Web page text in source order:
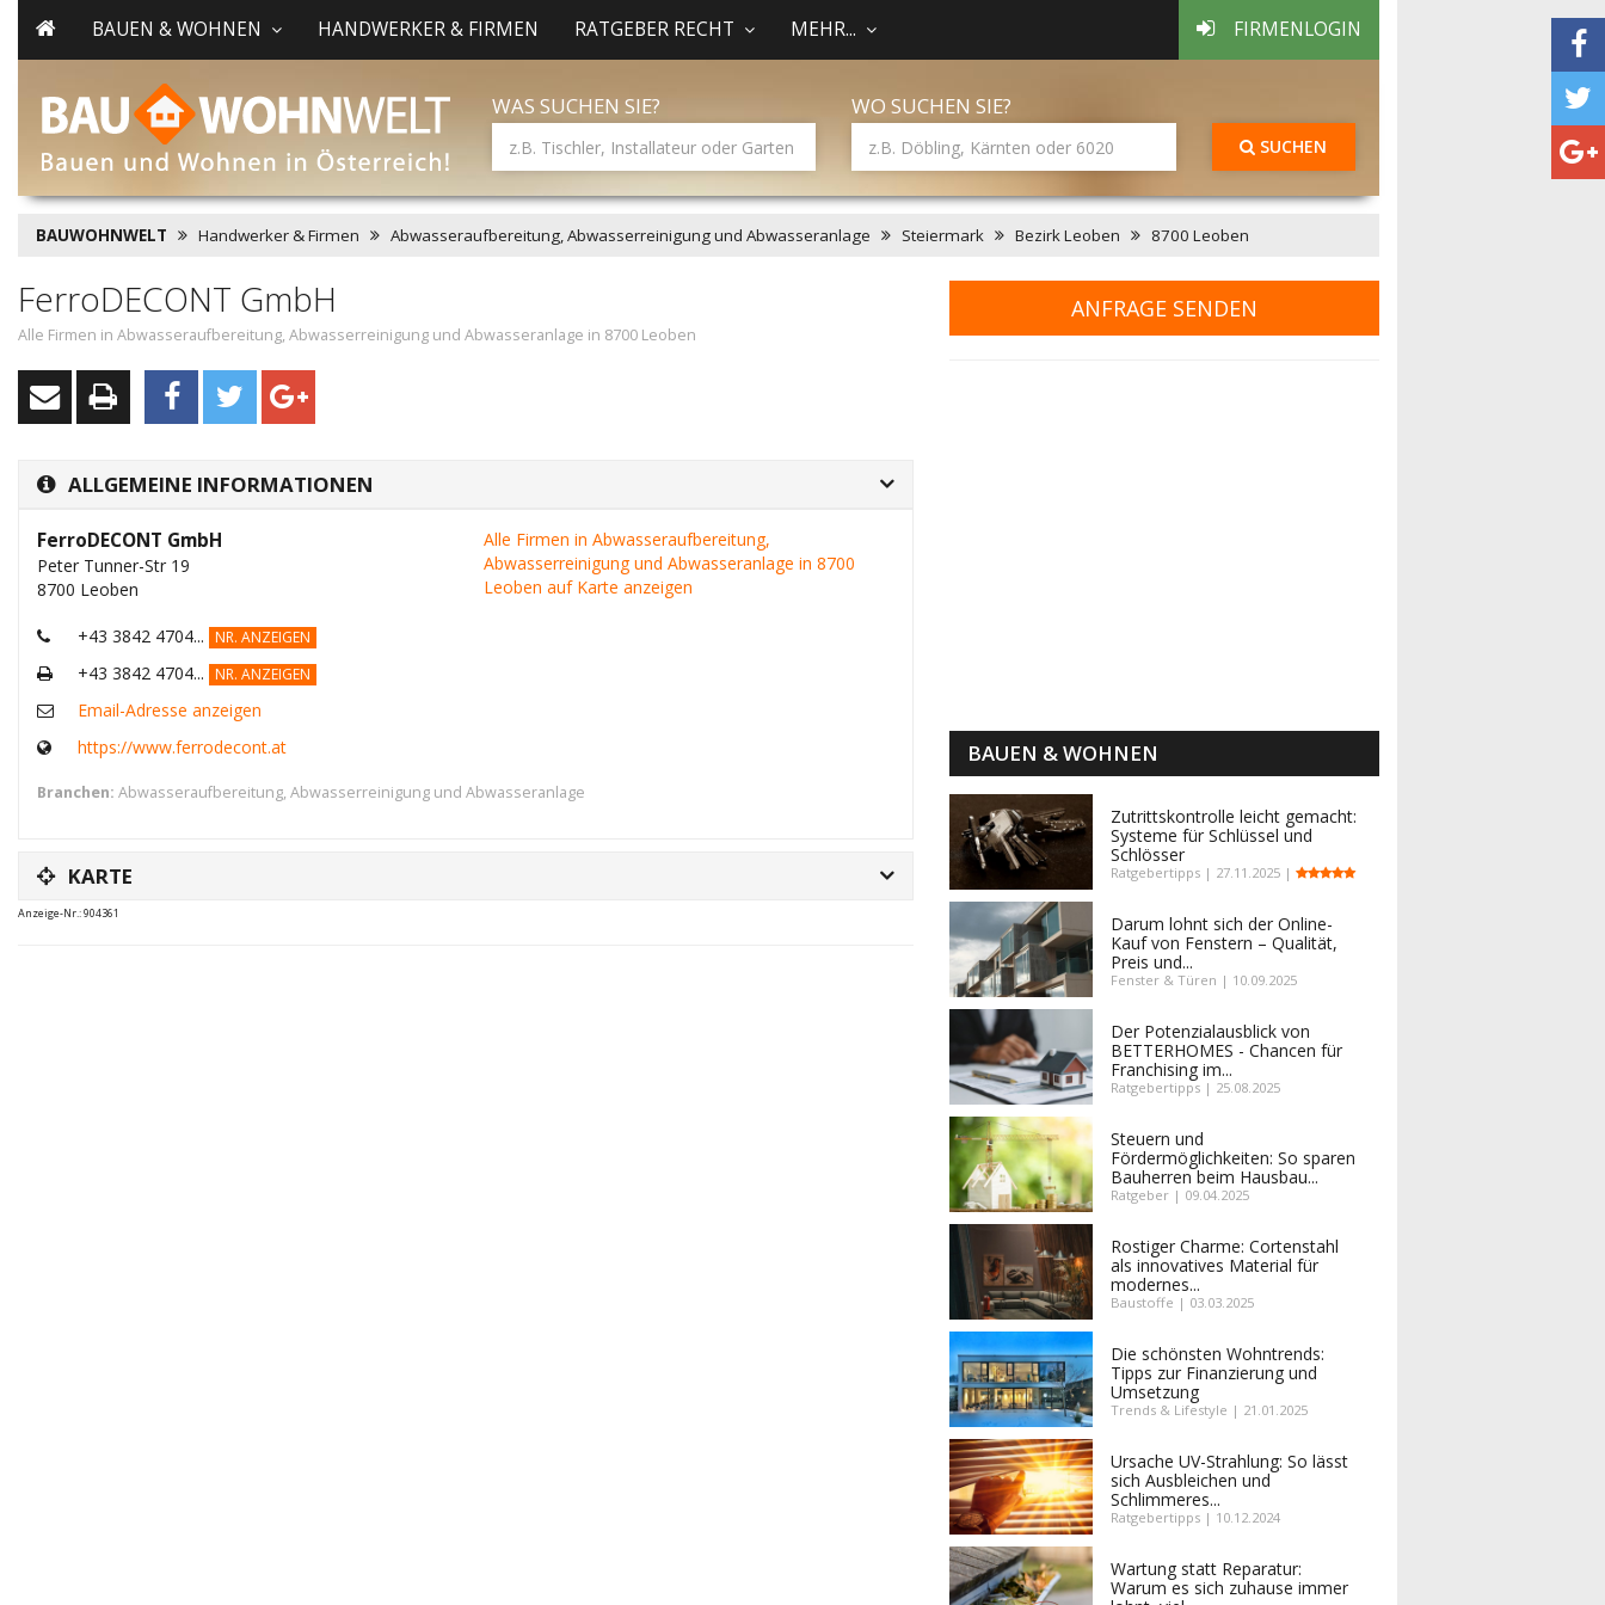
BAUEN & WOHNEN HANDWERKER & FIRMEN RATGEBER RECHT MEHR... FIRMENLOGIN
WAS SUCHEN SIE? WO SUCHEN SIE?
SUCHEN
BAUWOHNWELT Handwerker & Firmen Abwasseraufbereitung, Abwasserreinigung und Abwasseranlage Steiermark Bezirk Leoben 8700 Leoben
FerroDECONT GmbH
Alle Firmen in Abwasseraufbereitung, Abwasserreinigung und Abwasseranlage in 8700 Leoben
ALLGEMEINE INFORMATIONEN
Alle Firmen in Abwasseraufbereitung,
Abwasserreinigung und Abwasseranlage in 8700
Leoben auf Karte anzeigen
FerroDECONT GmbH
Peter Tunner-Str 19
8700 Leoben
+43 3842 4704... NR. ANZEIGEN
+43 3842 4704... NR. ANZEIGEN
Email-Adresse anzeigen
https://www.ferrodecont.at
Branchen: Abwasseraufbereitung, Abwasserreinigung und Abwasseranlage
KARTE
Anzeige-Nr.: 904361
ANFRAGE SENDEN
BAUEN & WOHNEN
Zutrittskontrolle leicht gemacht:
Systeme für Schlüssel und
Schlösser
Ratgebertipps | 27.11.2025 |
Darum lohnt sich der Online-
Kauf von Fenstern – Qualität,
Preis und...
Fenster & Türen | 10.09.2025
Der Potenzialausblick von
BETTERHOMES - Chancen für
Franchising im...
Ratgebertipps | 25.08.2025
Steuern und
Fördermöglichkeiten: So sparen
Bauherren beim Hausbau...
Ratgeber | 09.04.2025
Rostiger Charme: Cortenstahl
als innovatives Material für
modernes...
Baustoffe | 03.03.2025
Die schönsten Wohntrends:
Tipps zur Finanzierung und
Umsetzung
Trends & Lifestyle | 21.01.2025
Ursache UV-Strahlung: So lässt
sich Ausbleichen und
Schlimmeres...
Ratgebertipps | 10.12.2024
Wartung statt Reparatur:
Warum es sich zuhause immer